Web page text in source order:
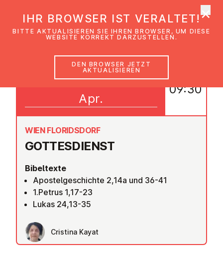
GOT­TES­DIENST
WIEN FLORIDSDORF
Bibeltexte
Apostelgeschichte 2,14a und 36-41
1.Petrus 1,17-23
Lukas 24,13-35
Cristina Kayat
19
Apr.
09:30
IHR BROWSER IST VERALTET!
BITTE AKTUALISIEREN SIE IHREN BROWSER, UM DIESE
WEBSITE KORREKT DARZUSTELLEN.
DEN BROWSER JETZT
AKTUALISIEREN
×